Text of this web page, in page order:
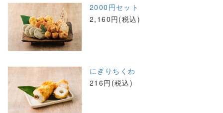
2000円セット
2,160円(税込)
にぎりちくわ
216円(税込)